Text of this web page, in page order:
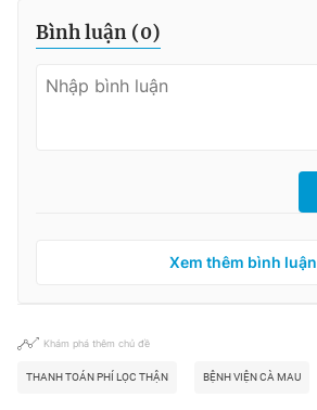
Bình luận (0)
Xem thêm bình luận
Khám phá thêm chủ đề
THANH TOÁN PHÍ LỌC THẬN BỆNH VIỆN CÀ MAU